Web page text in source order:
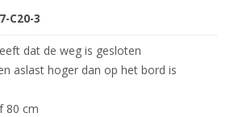
C20-3
dat de weg is gesloten
aslast hoger dan op het bord is
80 cm